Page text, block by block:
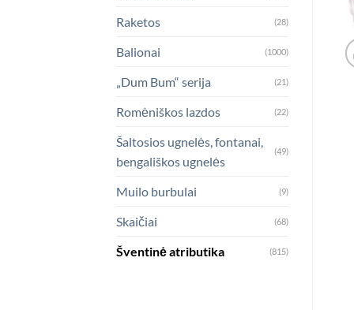
Raketos (28)
Balionai (1000)
„Dum Bum“ serija (21)
Romėniškos lazdos (22)
Šaltosios ugnelės, fontanai,
bengališkos ugnelės
(49)
Muilo burbulai (9)
Skaičiai (68)
Šventinė atributika (815)